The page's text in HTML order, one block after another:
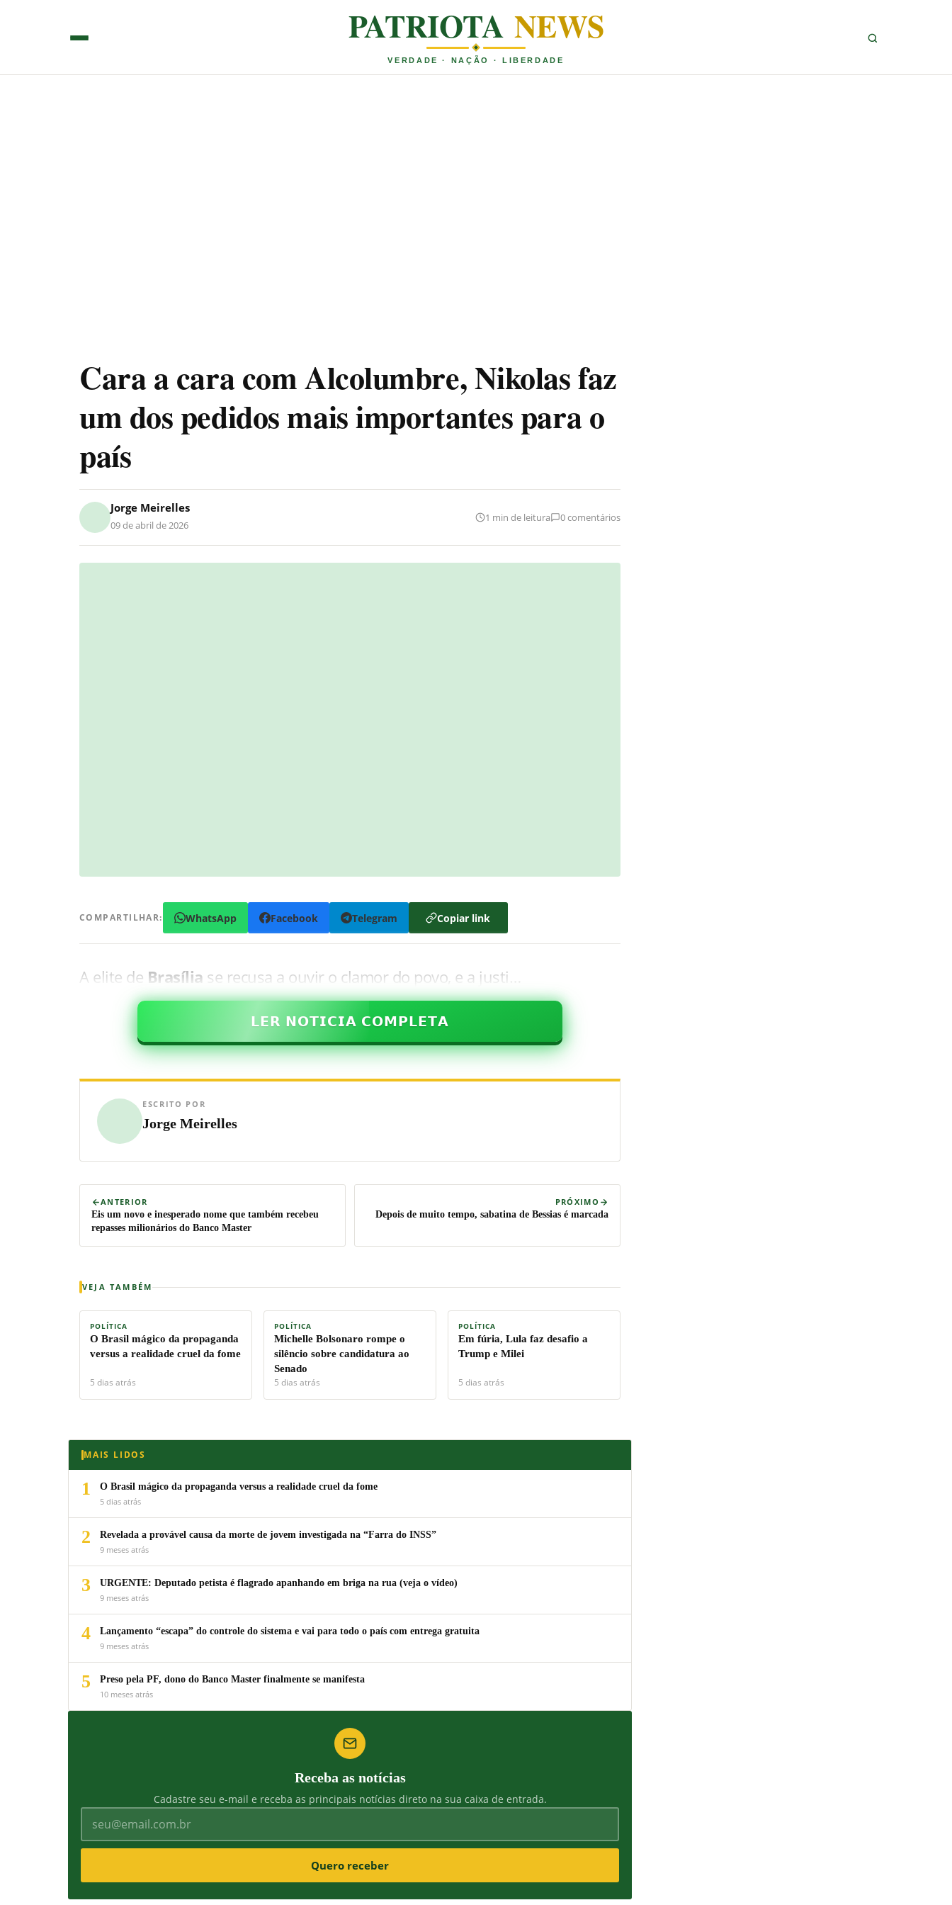
PATRIOTA NEWS
VERDADE · NAÇÃO · LIBERDADE
Cara a cara com Alcolumbre, Nikolas faz
um dos pedidos mais importantes para o
país
Jorge Meirelles
09 de abril de 2026
1 min de leitura 0 comentários
COMPARTILHAR: WhatsApp Facebook Telegram Copiar link
A elite de Brasília se recusa a ouvir o clamor do povo, e a justi…
𝗟𝗘𝗥 𝗡𝗢𝗧𝗜𝗖𝗜𝗔 𝗖𝗢𝗠𝗣𝗟𝗘𝗧𝗔
ESCRITO POR
Jorge Meirelles
ANTERIOR
Eis um novo e inesperado nome que também recebeu
repasses milionários do Banco Master
PRÓXIMO
Depois de muito tempo, sabatina de Bessias é marcada
VEJA TAMBÉM
POLÍTICA
O Brasil mágico da propaganda
versus a realidade cruel da fome
5 dias atrás
POLÍTICA
Michelle Bolsonaro rompe o
silêncio sobre candidatura ao
Senado
5 dias atrás
POLÍTICA
Em fúria, Lula faz desafio a
Trump e Milei
5 dias atrás
MAIS LIDOS
1
O Brasil mágico da propaganda versus a realidade cruel da fome
5 dias atrás
2
Revelada a provável causa da morte de jovem investigada na “Farra do INSS”
9 meses atrás
3
URGENTE: Deputado petista é flagrado apanhando em briga na rua (veja o vídeo)
9 meses atrás
4
Lançamento “escapa” do controle do sistema e vai para todo o país com entrega gratuita
9 meses atrás
5
Preso pela PF, dono do Banco Master finalmente se manifesta
10 meses atrás
Receba as notícias
Cadastre seu e-mail e receba as principais notícias direto na sua caixa de entrada.
Quero receber